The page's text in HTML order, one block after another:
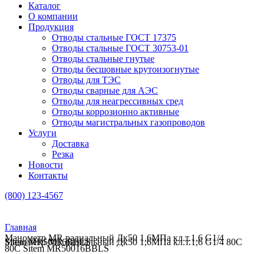
Каталог
О компании
Продукция
Отводы стальные ГОСТ 17375
Отводы стальные ГОСТ 30753-01
Отводы стальные гнутые
Отводы бесшовные крутоизогнутые
Отводы для ТЭС
Отводы сварные для АЭС
Отводы для неагрессивных сред
Отводы коррозионно активные
Отводы магистральных газопроводов
Услуги
Доставка
Резка
Новости
Контакты
(800) 123-4567
Главная
Манометр MR радиальный Дк50 1,6МПа кл.т.1,6 G1/4
80C Sitem MR50016BBLS
Манометр MR радиальный Дк50 1,6МПа кл.т.1,6 G1/4 80C Sitem MR50016BBLS